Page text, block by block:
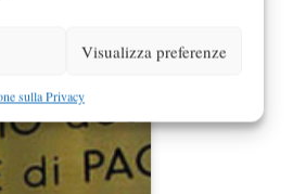
Visualizza preferenze
sulla Privacy